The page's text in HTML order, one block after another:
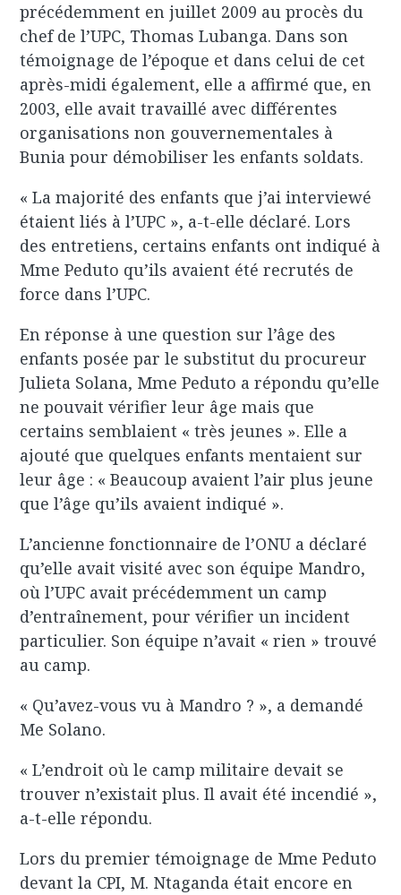
précédemment en juillet 2009 au procès du
chef de l’UPC, Thomas Lubanga. Dans son
témoignage de l’époque et dans celui de cet
après-midi également, elle a affirmé que, en
2003, elle avait travaillé avec différentes
organisations non gouvernementales à
Bunia pour démobiliser les enfants soldats.
« La majorité des enfants que j’ai interviewé
étaient liés à l’UPC », a-t-elle déclaré. Lors
des entretiens, certains enfants ont indiqué à
Mme Peduto qu’ils avaient été recrutés de
force dans l’UPC.
En réponse à une question sur l’âge des
enfants posée par le substitut du procureur
Julieta Solana, Mme Peduto a répondu qu’elle
ne pouvait vérifier leur âge mais que
certains semblaient « très jeunes ». Elle a
ajouté que quelques enfants mentaient sur
leur âge : « Beaucoup avaient l’air plus jeune
que l’âge qu’ils avaient indiqué ».
L’ancienne fonctionnaire de l’ONU a déclaré
qu’elle avait visité avec son équipe Mandro,
où l’UPC avait précédemment un camp
d’entraînement, pour vérifier un incident
particulier. Son équipe n’avait « rien » trouvé
au camp.
« Qu’avez-vous vu à Mandro ? », a demandé
Me Solano.
« L’endroit où le camp militaire devait se
trouver n’existait plus. Il avait été incendié »,
a-t-elle répondu.
Lors du premier témoignage de Mme Peduto
devant la CPI, M. Ntaganda était encore en